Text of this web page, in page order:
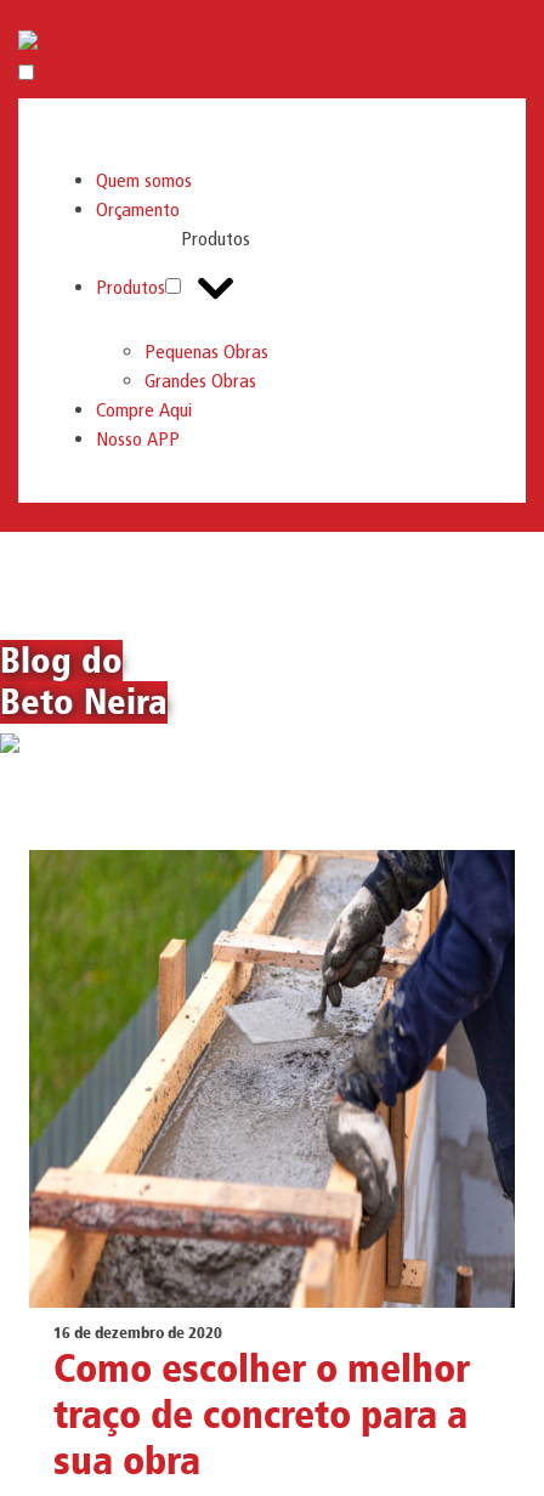
Engemix
Quem somos
Orçamento
Produtos
Produtos
Pequenas Obras
Grandes Obras
Compre Aqui
Nosso APP
Blog do
Beto Neira
16 de dezembro de 2020
Como escolher o melhor
traço de concreto para a
sua obra